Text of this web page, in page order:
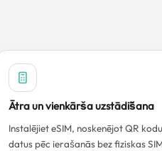
Ātra un vienkārša uzstādīšana
Instalējiet eSIM, noskenējot QR
datus pēc ierašanās bez fiziskas